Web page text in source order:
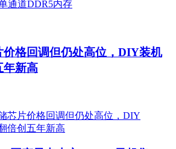
价格回调但仍处高位，DIY装机
年新高